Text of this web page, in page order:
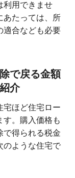
利用できませ
あたっては、所
適合なども必要
で戻る金額
介
宅ほど住宅ロー
す。購入価格も
で得られる税金
のような住宅で